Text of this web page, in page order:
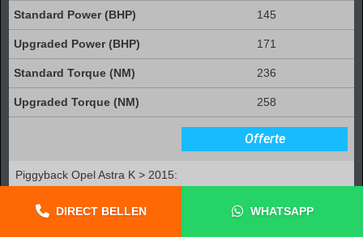
145
171
236
258
Offerte
Piggyback Opel Astra K > 2015:
DIRECT BELLEN WHATSAPP